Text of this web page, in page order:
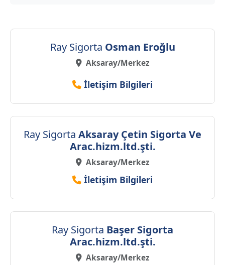
Ray Sigorta Osman Eroğlu
Aksaray/Merkez
İletişim Bilgileri
Ray Sigorta Aksaray Çetin Sigorta Ve
Arac.hizm.ltd.şti.
Aksaray/Merkez
İletişim Bilgileri
Ray Sigorta Başer Sigorta
Arac.hizm.ltd.şti.
Aksaray/Merkez